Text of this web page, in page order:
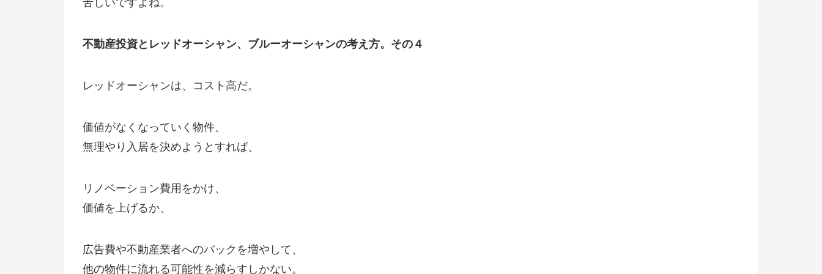
不動産投資とレッドオーシャン、ブルーオーシャンの考え方。その４
レッドオーシャンは、コスト高だ。
価値がなくなっていく物件、
無理やり入居を決めようとすれば、
リノベーション費用をかけ、
価値を上げるか、
広告費や不動産業者へのバックを増やして、
他の物件に流れる可能性を減らすしかない。